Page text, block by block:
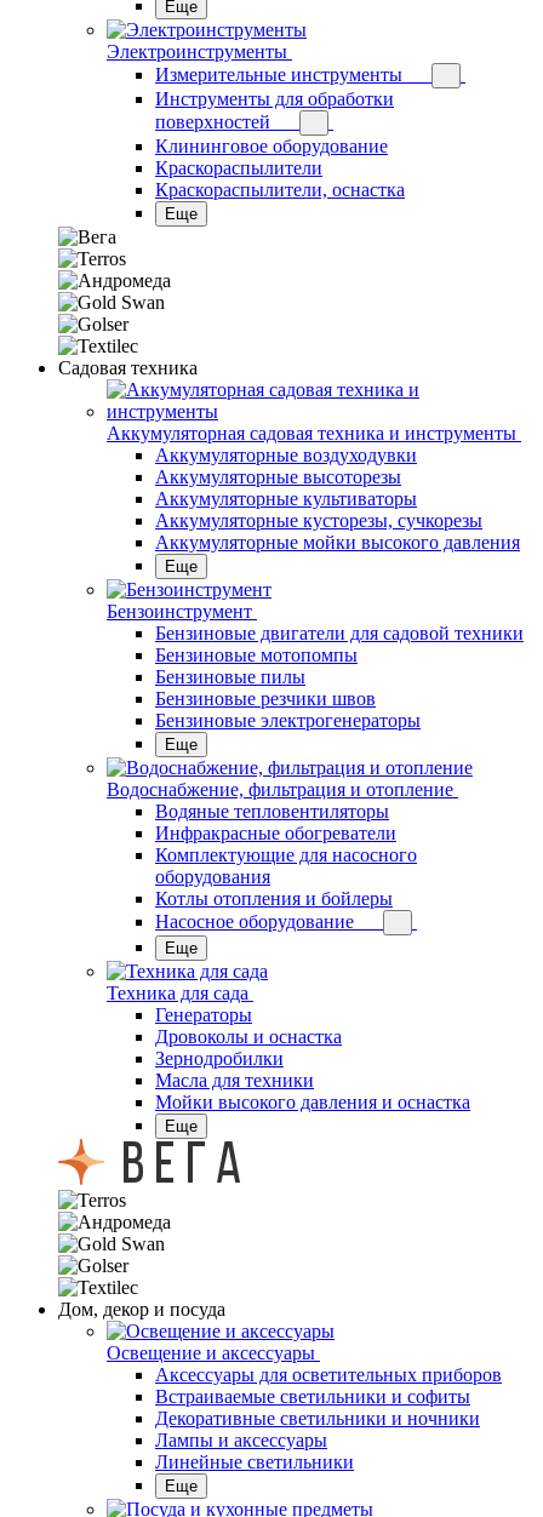
Еще
Электроинструменты
Измерительные инструменты
Инструменты для обработки
поверхностей
Клининговое оборудование
Краскораспылители
Краскораспылители, оснастка
Еще
Садовая техника
Аккумуляторная садовая техника и инструменты
Аккумуляторные воздуходувки
Аккумуляторные высоторезы
Аккумуляторные культиваторы
Аккумуляторные кусторезы, сучкорезы
Аккумуляторные мойки высокого давления
Еще
Бензоинструмент
Бензиновые двигатели для садовой техники
Бензиновые мотопомпы
Бензиновые пилы
Бензиновые резчики швов
Бензиновые электрогенераторы
Еще
Водоснабжение, фильтрация и отопление
Водяные тепловентиляторы
Инфракрасные обогреватели
Комплектующие для насосного
оборудования
Котлы отопления и бойлеры
Насосное оборудование
Еще
Техника для сада
Генераторы
Дровоколы и оснастка
Зернодробилки
Масла для техники
Мойки высокого давления и оснастка
Еще
Дом, декор и посуда
Освещение и аксессуары
Аксессуары для осветительных приборов
Встраиваемые светильники и софиты
Декоративные светильники и ночники
Лампы и аксессуары
Линейные светильники
Еще